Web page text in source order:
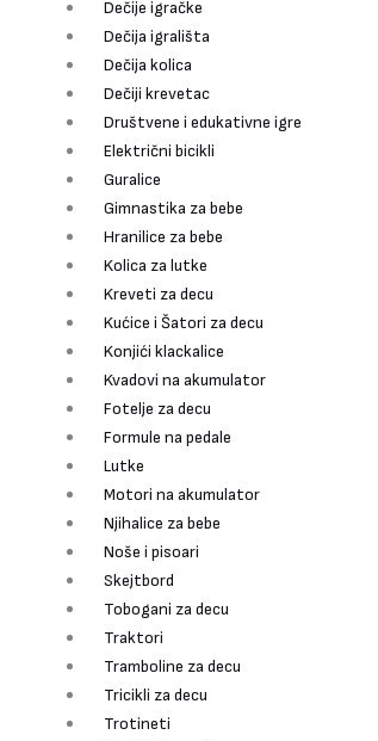
Dečije igračke
Dečija igrališta
Dečija kolica
Dečiji krevetac
Društvene i edukativne igre
Električni bicikli
Guralice
Gimnastika za bebe
Hranilice za bebe
Kolica za lutke
Kreveti za decu
Kućice i Šatori za decu
Konjići klackalice
Kvadovi na akumulator
Fotelje za decu
Formule na pedale
Lutke
Motori na akumulator
Njihalice za bebe
Noše i pisoari
Skejtbord
Tobogani za decu
Traktori
Tramboline za decu
Tricikli za decu
Trotineti